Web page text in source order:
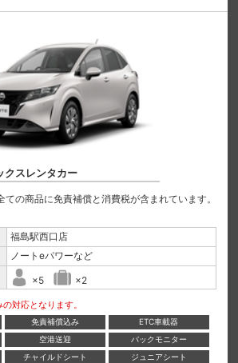
クスレンタカー
の商品に免責補償と消費税が含まれています。
福島駅西口店
ノートeパワーなど
×5 ×2
対応となります。
免責補償込み
ETC車載器
空港送迎
バックモニター
チャイルドシート
ジュニアシート